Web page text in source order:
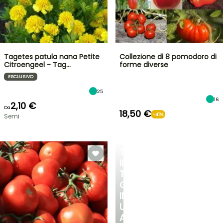
TUO
GIARDINO
IN
UN
ANGOLO
Tagetes patula nana Petite
Citroengeel - Tag…
ESCLUSIVO
25
Da2,10 €
Semi
Collezione di 8 pomodoro di
forme diverse
16
18,50 € -41%